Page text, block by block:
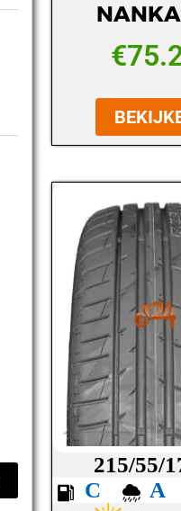
€
215/55/
C
A